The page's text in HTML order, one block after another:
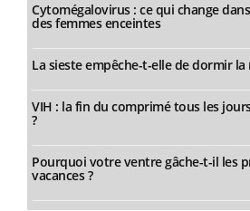
Cytomégalovirus : ce qui change
des femmes enceintes
La sieste empêche-t-elle de dormir la
VIH : la fin du comprimé tous les
?
Pourquoi votre ventre gâche-t-il les
vacances ?